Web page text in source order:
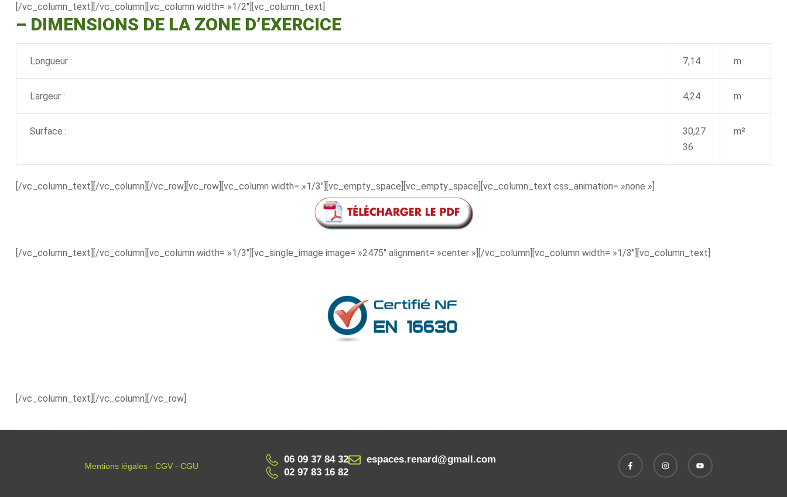
[/vc_column_text][/vc_column][vc_column width= »1/2″][vc_column_text]
– DIMENSIONS DE LA ZONE D’EXERCICE
Longueur : 7,14 m
Largeur : 4,24 m
Surface :
30,27
36
m²
[/vc_column_text][/vc_column][/vc_row][vc_row][vc_column width= »1/3″][vc_empty_space][vc_empty_space][vc_column_text css_animation= »none »]
[/vc_column_text][/vc_column][vc_column width= »1/3″][vc_single_image image= »2475″ alignment= »center »][/vc_column][vc_column width= »1/3″][vc_column_text]
[/vc_column_text][/vc_column][/vc_row]
Mentions légales - CGV - CGU
06 09 37 84 32
espaces.renard@gmail.com
02 97 83 16 82